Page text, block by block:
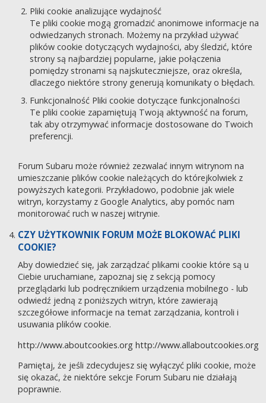
Pliki cookie analizujące wydajność
Te pliki cookie mogą gromadzić anonimowe informacje na
odwiedzanych stronach. Możemy na przykład używać
plików cookie dotyczących wydajności, aby śledzić, które
strony są najbardziej popularne, jakie połączenia
pomiędzy stronami są najskuteczniejsze, oraz określa,
dlaczego niektóre strony generują komunikaty o błędach.
Funkcjonalność Pliki cookie dotyczące funkcjonalności
Te pliki cookie zapamiętują Twoją aktywność na forum,
tak aby otrzymywać informacje dostosowane do Twoich
preferencji.
Forum Subaru może również zezwalać innym witrynom na
umieszczanie plików cookie należących do którejkolwiek z
powyższych kategorii. Przykładowo, podobnie jak wiele
witryn, korzystamy z Google Analytics, aby pomóc nam
monitorować ruch w naszej witrynie.
CZY UŻYTKOWNIK FORUM MOŻE BLOKOWAĆ PLIKI
COOKIE?
Aby dowiedzieć się, jak zarządzać plikami cookie które są u
Ciebie uruchamiane, zapoznaj się z sekcją pomocy
przeglądarki lub podręcznikiem urządzenia mobilnego - lub
odwiedź jedną z poniższych witryn, które zawierają
szczegółowe informacje na temat zarządzania, kontroli i
usuwania plików cookie.
http://www.aboutcookies.org http://www.allaboutcookies.org
Pamiętaj, że jeśli zdecydujesz się wyłączyć pliki cookie, może
się okazać, że niektóre sekcje Forum Subaru nie działają
poprawnie.